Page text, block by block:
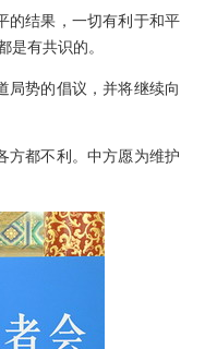
的结果，一切有利于和平
是有共识的。
局势的倡议，并将继续向
方都不利。中方愿为维护